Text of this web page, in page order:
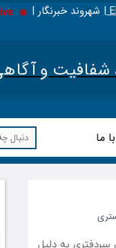
اینجا بخوانید -
شهروند خبرنگار | |
شفافیت و
ما
۴۴ درصدی قبول‌شدگان آزمون سردفتری به دلیل